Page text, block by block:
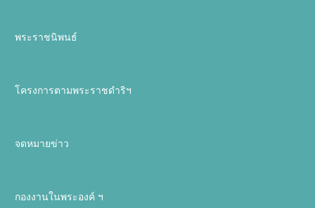
พระราชนิพนธ์
โครงการตามพระราชดำริฯ
จดหมายข่าว
กองงานในพระองค์ ฯ